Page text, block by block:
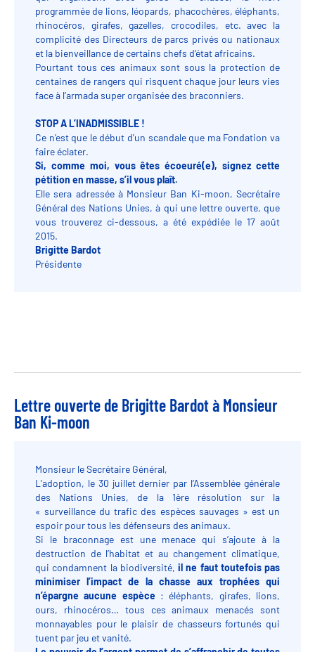
programmée de lions, léopards, phacochères, éléphants,
rhinocéros, girafes, gazelles, crocodiles, etc. avec la
complicité des Directeurs de parcs privés ou nationaux
et la bienveillance de certains chefs d’état africains.
Pourtant tous ces animaux sont sous la protection de
centaines de rangers qui risquent chaque jour leurs vies
face à l’armada super organisée des braconniers.
STOP A L’INADMISSIBLE !
Ce n’est que le début d’un scandale que ma Fondation va
faire éclater.
Si, comme moi, vous êtes écoeuré(e), signez cette
pétition en masse, s’il vous plaît.
Elle sera adressée à Monsieur Ban Ki-moon, Secrétaire
Général des Nations Unies, à qui une lettre ouverte, que
vous trouverez ci-dessous, a été expédiée le 17 août
2015.
Brigitte Bardot
Présidente
Lettre ouverte de Brigitte Bardot à Monsieur
Ban Ki-moon
Monsieur le Secrétaire Général,
L’adoption, le 30 juillet dernier par l’Assemblée générale
des Nations Unies, de la 1ère résolution sur la
« surveillance du trafic des espèces sauvages » est un
espoir pour tous les défenseurs des animaux.
Si le braconnage est une menace qui s’ajoute à la
destruction de l’habitat et au changement climatique,
qui condamnent la biodiversité, il ne faut toutefois pas
minimiser l’impact de la chasse aux trophées qui
n’épargne aucune espèce: éléphants, girafes, lions,
ours, rhinocéros… tous ces animaux menacés sont
monnayables pour le plaisir de chasseurs fortunés qui
tuent par jeu et vanité.